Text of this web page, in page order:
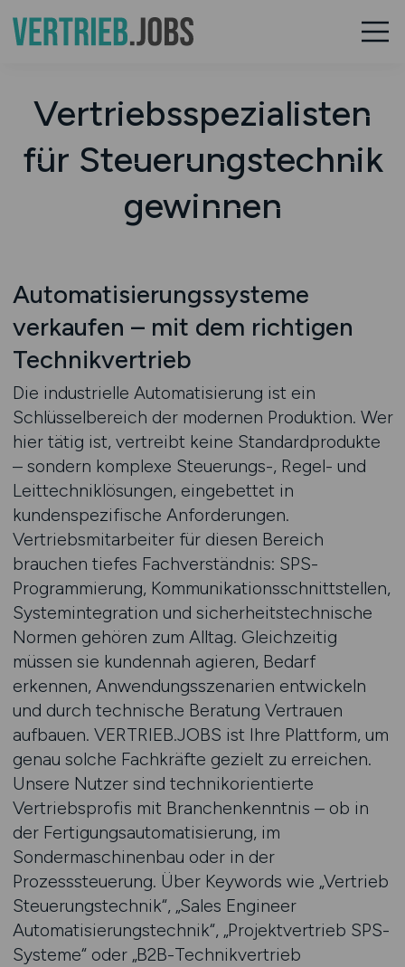
Vertriebsspezialisten
für Steuerungstechnik
gewinnen
Automatisierungssysteme
verkaufen – mit dem richtigen
Technikvertrieb
Die industrielle Automatisierung ist ein
Schlüsselbereich der modernen Produktion. Wer
hier tätig ist, vertreibt keine Standardprodukte
– sondern komplexe Steuerungs-, Regel- und
Leittechniklösungen, eingebettet in
kundenspezifische Anforderungen.
Vertriebsmitarbeiter für diesen Bereich
brauchen tiefes Fachverständnis: SPS-
Programmierung, Kommunikationsschnittstellen,
Systemintegration und sicherheitstechnische
Normen gehören zum Alltag. Gleichzeitig
müssen sie kundennah agieren, Bedarf
erkennen, Anwendungsszenarien entwickeln
und durch technische Beratung Vertrauen
aufbauen. VERTRIEB.JOBS ist Ihre Plattform, um
genau solche Fachkräfte gezielt zu erreichen.
Unsere Nutzer sind technikorientierte
Vertriebsprofis mit Branchenkenntnis – ob in
der Fertigungsautomatisierung, im
Sondermaschinenbau oder in der
Prozesssteuerung. Über Keywords wie „Vertrieb
Steuerungstechnik“, „Sales Engineer
Automatisierungstechnik“, „Projektvertrieb SPS-
Systeme“ oder „B2B-Technikvertrieb